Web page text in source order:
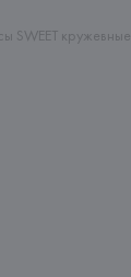
SWEET кружевные